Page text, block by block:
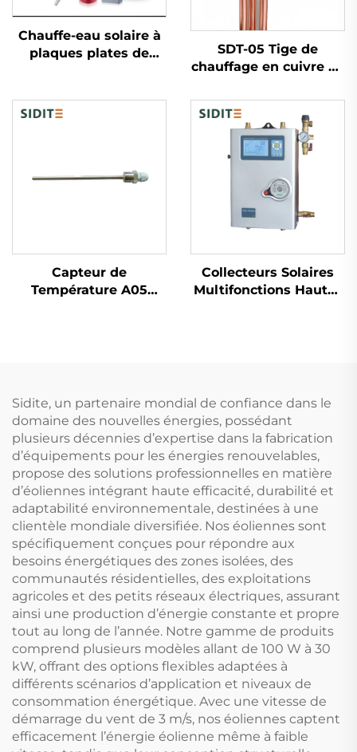
Chauffe-eau solaire à
plaques plates de
extérieur, réservoir
inox indirect avec
SDT-05 Tige de
chauffage en cuivre de
1,5KW/2KW/3KW
Élément de chauffage
électrique pour
chauffe-eau solaire
pièces de chauffe-eau
pièces
Capteur de
Température A05
à Haut Pression pour
l'Eau
Collecteurs Solaires
Multifonctions Hautes
Cycle de Chaleur
Sidite, un partenaire mondial de confiance dans le
domaine des nouvelles énergies, possédant
plusieurs décennies d’expertise dans la fabrication
d’équipements pour les énergies renouvelables,
propose des solutions professionnelles en matière
d’éoliennes intégrant haute efficacité, durabilité et
adaptabilité environnementale, destinées à une
clientèle mondiale diversifiée. Nos éoliennes sont
spécifiquement conçues pour répondre aux
besoins énergétiques des zones isolées, des
communautés résidentielles, des exploitations
agricoles et des petits réseaux électriques, assurant
ainsi une production d’énergie constante et propre
tout au long de l’année. Notre gamme de produits
comprend plusieurs modèles allant de 100 W à 30
kW, offrant des options flexibles adaptées à
différents scénarios d’application et niveaux de
consommation énergétique. Avec une vitesse de
démarrage du vent de 3 m/s, nos éoliennes captent
efficacement l’énergie éolienne même à faible